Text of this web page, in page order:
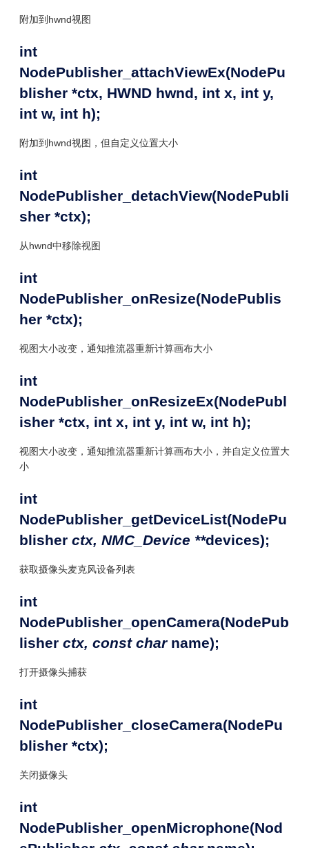
附加到hwnd视图
int
NodePublisher_attachViewEx(NodePu
blisher *ctx, HWND hwnd, int x, int y,
int w, int h);
附加到hwnd视图，但自定义位置大小
int
NodePublisher_detachView(NodePubli
sher *ctx);
从hwnd中移除视图
int
NodePublisher_onResize(NodePublis
her *ctx);
视图大小改变，通知推流器重新计算画布大小
int
NodePublisher_onResizeEx(NodePubl
isher *ctx, int x, int y, int w, int h);
视图大小改变，通知推流器重新计算画布大小，并自定义位置大
小
int
NodePublisher_getDeviceList(NodePu
blisher ctx, NMC_Device **devices);
获取摄像头麦克风设备列表
int
NodePublisher_openCamera(NodePub
lisher ctx, const char name);
打开摄像头捕获
int
NodePublisher_closeCamera(NodePu
blisher *ctx);
关闭摄像头
int
NodePublisher_openMicrophone(Nod